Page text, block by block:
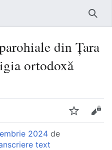
din Țara
ortodoxă
Urmărire
2024 de
text